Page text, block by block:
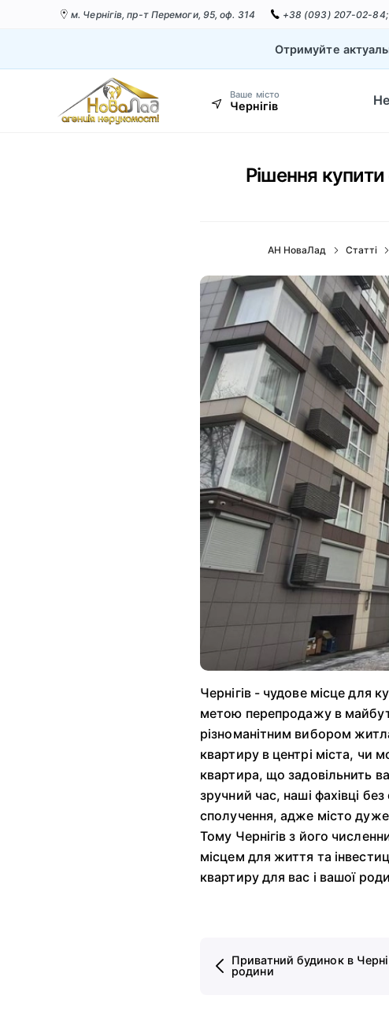
м. Чернігів, пр-т Перемоги, 95, оф. 314 +38 (093) 207-02-84;
Отримуйте
Ваше місто
Чернігів
Рішення
АН НоваЛад Статті
Чернігів - чудове місце для
метою перепродажу в
різноманітним вибором
квартиру в центрі міста,
квартира, що задовільнить
зручний час, наші фахівці
сполучення, адже місто
Тому Чернігів з його
місцем для життя та
квартиру для вас і вашої
Приватний будинок в
родини